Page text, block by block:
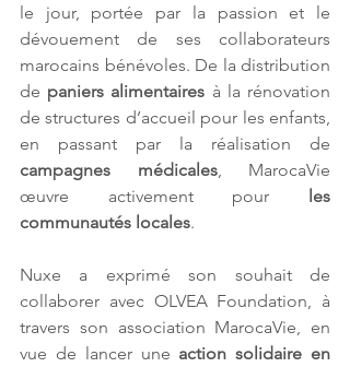
le jour, portée par la passion et le
dévouement de ses collaborateurs
marocains bénévoles. De la distribution
de paniers alimentaires à la rénovation
de structures d’accueil pour les enfants,
campagnes médicales, MarocaVie
œuvre activement pour les
communautés locales.
Nuxe a exprimé son souhait de
collaborer avec OLVEA Foundation, à
travers son association MarocaVie, en
vue de lancer une action solidaire en